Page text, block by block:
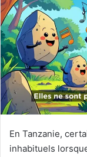
En Tanzanie,
inhabituels